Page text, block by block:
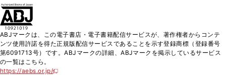
く
ド
ウ
で
ィ
ン
ド
ABJマークは、この電子書店・電子書籍配信サービスが、著作権者からコンテ
ンツ使用許諾を得た正規版配信サービスであることを示す登録商標（登録番号
第6091713号）です。ABJマークの詳細、ABJマークを掲示しているサービス
の一覧はこちら。
https://aebs.or.jp/
新